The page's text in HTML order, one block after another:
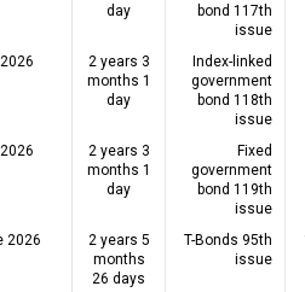
day
bond 117th
issue
2 years 3
months 1
day
Index-linked
government
bond 118th
issue
2 years 3
months 1
day
Fixed
government
bond 119th
issue
2026
2 years 5
months
26 days
T-Bonds 95th
issue